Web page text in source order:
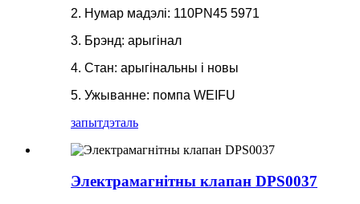
2. Нумар мадэлі: 110PN45 5971
3. Брэнд: арыгінал
4. Стан: арыгінальны і новы
5. Ужыванне: помпа WEIFU
запытдэталь
Электрамагнітны клапан DPS0037